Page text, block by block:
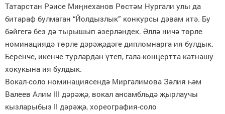
Татарстан Рәисе Миңнеханов Рөстәм Нургали улы да
битараф булмаган “Йолдызлык” конкурсы дәвам итә. Бу
бәйгегә без дә тырышып әзерләндек. Әллә ничә төрле
номинациядә төрле дәрәҗәдәге дипломнарга ия булдык.
Беренче, икенче турлардан үтеп, гала-концертта катнашу
хокукына ия булдык.
Вокал-соло номинациясендә Миргалимова Зәлия һәм
Валеев Алим III дәрәҗә, вокал ансамбльдә җырлаучы
кызларыбыз II дәрәҗә, хореография-соло